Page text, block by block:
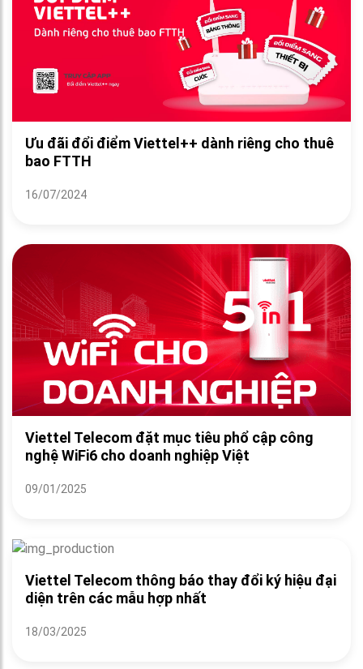
Ưu đãi đổi điểm Viettel++ dành riêng cho thuê
bao FTTH
16/07/2024
Viettel Telecom đặt mục tiêu phổ cập công
nghệ WiFi6 cho doanh nghiệp Việt
09/01/2025
Viettel Telecom thông báo thay đổi ký hiệu đại
diện trên các mẫu hợp nhất
18/03/2025